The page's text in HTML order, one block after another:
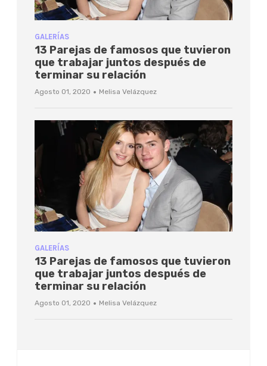
GALERÍAS
13 Parejas de famosos que tuvieron
que trabajar juntos después de
terminar su relación
Agosto 01, 2020 · Melisa Velázquez
GALERÍAS
13 Parejas de famosos que tuvieron
que trabajar juntos después de
terminar su relación
Agosto 01, 2020 · Melisa Velázquez